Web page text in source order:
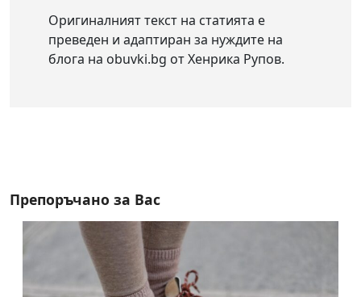
Оригиналният текст на статията е
преведен и адаптиран за нуждите на
блога на obuvki.bg от Хенрика Рупов.
Препоръчано за Вас